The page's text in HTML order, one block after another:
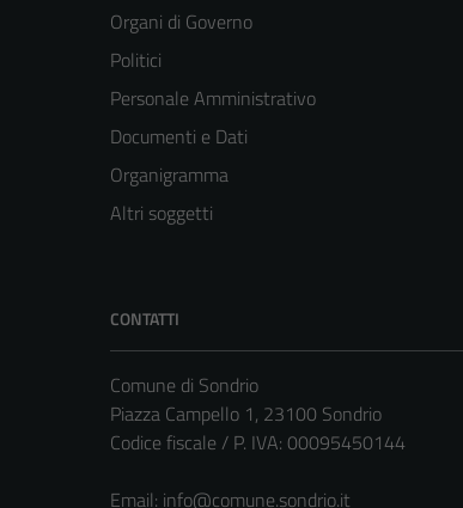
Organi di Governo
Politici
Personale Amministrativo
Documenti e Dati
Organigramma
Altri soggetti
CONTATTI
Comune di Sondrio
Piazza Campello 1, 23100 Sondrio
Codice fiscale / P. IVA: 00095450144
Email: info@comune.sondrio.it